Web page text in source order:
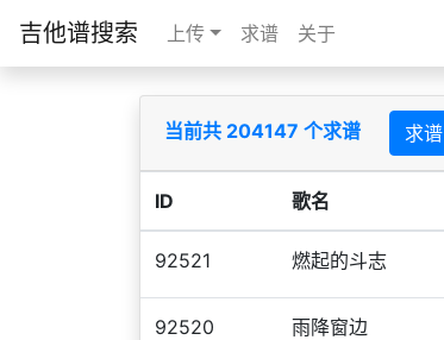
吉他谱搜索 上传 求谱 关于
当前共 204147 个求谱 求谱
ID 歌名
92521 燃起的斗志
92520 雨降窗边